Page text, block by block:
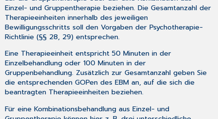
Einzel- und Gruppentherapie beziehen. Die Gesamtanzahl der
Therapieeinheiten innerhalb des jeweiligen
Bewilligungsschritts soll den Vorgaben der Psychotherapie-
Richtlinie (§§ 28, 29) entsprechen.
Eine Therapieeinheit entspricht 50 Minuten in der
Einzelbehandlung oder 100 Minuten in der
Gruppenbehandlung. Zusätzlich zur Gesamtanzahl geben Sie
die entsprechenden GOPen des EBM an, auf die sich die
beantragten Therapieeinheiten beziehen.
Für eine Kombinationsbehandlung aus Einzel- und